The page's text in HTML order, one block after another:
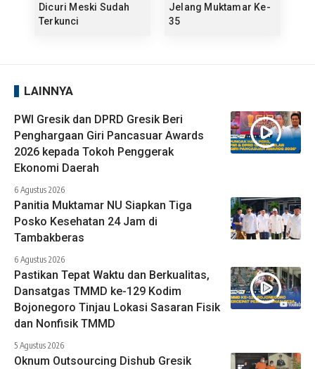
Dicuri Meski Sudah
Terkunci
Jelang Muktamar Ke-
35
LAINNYA
PWI Gresik dan DPRD Gresik Beri
Penghargaan Giri Pancasuar Awards
2026 kepada Tokoh Penggerak
Ekonomi Daerah
6 Agustus 2026
Panitia Muktamar NU Siapkan Tiga
Posko Kesehatan 24 Jam di
Tambakberas
6 Agustus 2026
Pastikan Tepat Waktu dan Berkualitas,
Dansatgas TMMD ke-129 Kodim
Bojonegoro Tinjau Lokasi Sasaran Fisik
dan Nonfisik TMMD
5 Agustus 2026
Oknum Outsourcing Dishub Gresik